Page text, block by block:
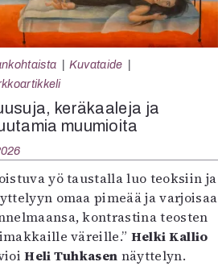
Kuvataide
keräkaaleja ja
muumioita
yö taustalla luo teoksiin ja
omaa pimeää ja varjoisaa
kontrastina teosten
väreille.” Helki Kallio
Heli Tuhkasen näyttelyn.